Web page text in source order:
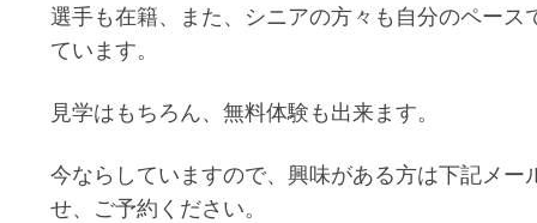
選手も在籍、また、シニアの方々も自分のペース
ています。
見学はもちろん、無料体験も出来ます。
今ならしていますので、興味がある方は下記メー
せ、ご予約ください。